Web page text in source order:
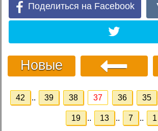
Поделиться на Facebook
Новые
42 .. 39 38 37 36 35
19 .. 13 .. 7 .. 1